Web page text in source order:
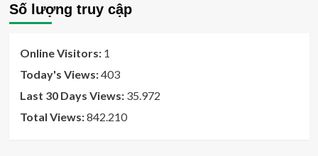
Số lượng truy cập
Online Visitors: 1
Today's Views:403
Last 30 Days Views: 35.972
Total Views:842.210